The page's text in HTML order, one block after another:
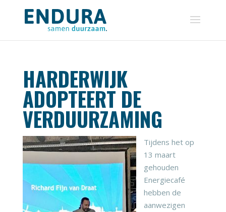
HARDERWIJK
ADOPTEERT DE
VERDUURZAMING
Tijdens het op
13 maart
gehouden
Energiecafé
hebben de
aanwezigen